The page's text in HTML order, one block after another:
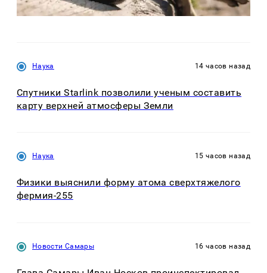
Наука 14 часов назад
Спутники Starlink позволили ученым составить
карту верхней атмосферы Земли
Наука 15 часов назад
Физики выяснили форму атома сверхтяжелого
фермия-255
Новости Самары 16 часов назад